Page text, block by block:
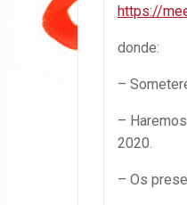
https://
donde:
–
–
2020.
– Os